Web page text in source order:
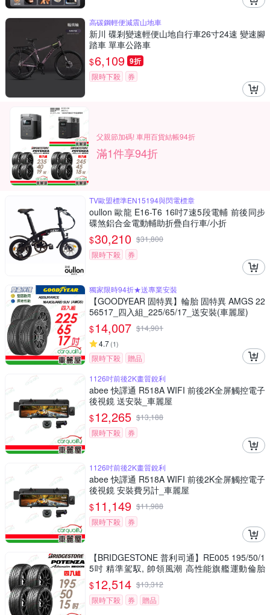
高碳鋼輕便減震山地車
新川 碟剎變速輕便山地自行車26寸24速 變速腳
踏車 單車公路車
$6,109 9折
限時下殺 券
父親節加碼! 車用百貨結帳94折
滿1件享94折
TV歐盟標準EN15194與閃電標章
oullon 歐龍 E16-T6 16吋7速5段電輔 前後同步
碟煞鋁合金電動輔助折疊自行車/小折
$30,210 $31,800
限時下殺
券
獨家限時94折★送專業安裝
【GOODYEAR 固特異】輪胎 固特異 AMGS 22
56517_四入組_225/65/17_送安裝(車麗屋)
$14,007 $14,901
4.7(1)
限時下殺
贈品
1126吋前後2K畫質銳利
abee 快譯通 R518A WIFI 前後2K全屏觸控電子
後視鏡 送安裝_車麗屋
$12,265 $13,188
限時下殺
券
1126吋前後2K畫質銳利
abee 快譯通 R518A WIFI 前後2K全屏觸控電子
後視鏡 安裝費另計_車麗屋
$11,149 $11,988
限時下殺
券
【BRIDGESTONE 普利司通】RE005 195/50/1
5吋 精準駕馭, 帥領風潮 高性能旗艦運動倫胎
四入組 送安裝(車麗屋)
$12,514 $13,312
限時下殺
券 贈品